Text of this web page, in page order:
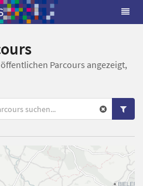
Parcours angezeigt,